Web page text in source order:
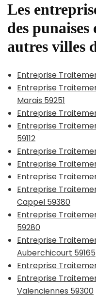
Les
des
autres villes
Entreprise
Entreprise
Marais 59251
Entreprise
Entreprise
59112
Entreprise
Entreprise
Entreprise
Entreprise
Cappel 59380
Entreprise
59280
Entreprise
Auberchicourt 59165
Entreprise
Entreprise
Valenciennes 59300